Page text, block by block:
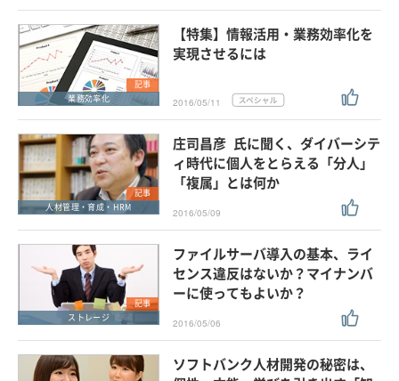
タグ ×
× 情報共有
クリア この条件で検索する
記事
業務効率化
【特集】情報活用・業務効率化を
実現させるには
2016/05/11
記事
人材管理・育成・HRM
庄司昌彦 氏に聞く、ダイバーシテ
ィ時代に個人をとらえる「分人」
「複属」とは何か
2016/05/09
記事
ストレージ
ファイルサーバ導入の基本、ライ
センス違反はないか？マイナンバ
ーに使ってもよいか？
2016/05/06
ソフトバンク人材開発の秘密は、